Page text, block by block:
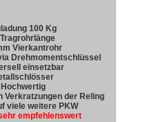
100 Kg
Vierkantrohr
Drehmomentschlüssel
einsetzbar
Hochwertig
Verkratzungen der Reling
viele weitere PKW
empfehlenswert